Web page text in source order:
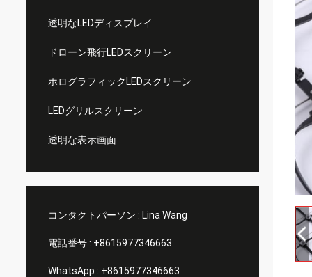
透明なLEDディスプレイ
ドローン飛行LEDスクリーン
ホログラフィックLEDスクリーン
LEDグリルスクリーン
透明な表示画面
コンタクトパーソン : Lina Wang
電話番号 : +8615977346663
WhatsApp : +8615977346663